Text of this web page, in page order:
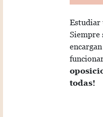
Estudiar
Siempre
todas!